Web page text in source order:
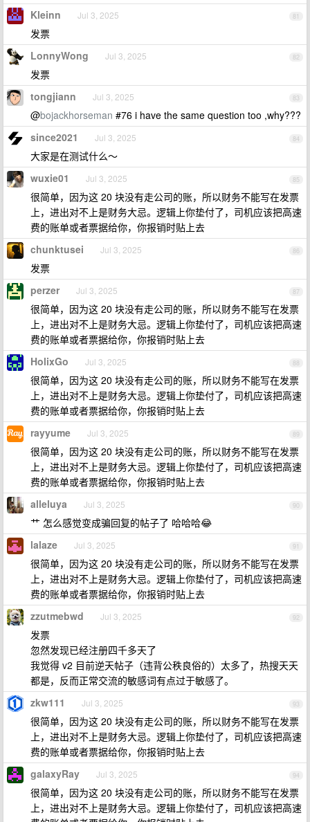
81
Kleinn Jul 3, 2025
发票
82
LonnyWong Jul 3, 2025
发票
83
tongjiann Jul 3, 2025
@bojackhorseman #76 i have the same question too ,why???
84
since2021 Jul 3, 2025
大家是在测试什么～
85
wuxie01 Jul 3, 2025
很简单，因为这 20 块没有走公司的账，所以财务不能写在发票
上，进出对不上是财务大忌。逻辑上你垫付了，司机应该把高速
费的账单或者票据给你，你报销时贴上去
86
chunktusei Jul 3, 2025
发票
87
perzer Jul 3, 2025
很简单，因为这 20 块没有走公司的账，所以财务不能写在发票
上，进出对不上是财务大忌。逻辑上你垫付了，司机应该把高速
费的账单或者票据给你，你报销时贴上去
88
HolixGo Jul 3, 2025
很简单，因为这 20 块没有走公司的账，所以财务不能写在发票
上，进出对不上是财务大忌。逻辑上你垫付了，司机应该把高速
费的账单或者票据给你，你报销时贴上去
89
rayyume Jul 3, 2025
很简单，因为这 20 块没有走公司的账，所以财务不能写在发票
上，进出对不上是财务大忌。逻辑上你垫付了，司机应该把高速
费的账单或者票据给你，你报销时贴上去
90
alleluya Jul 3, 2025
艹 怎么感觉变成骗回复的帖子了 哈哈哈😂
91
lalaze Jul 3, 2025
很简单，因为这 20 块没有走公司的账，所以财务不能写在发票
上，进出对不上是财务大忌。逻辑上你垫付了，司机应该把高速
费的账单或者票据给你，你报销时贴上去
92
zzutmebwd Jul 3, 2025
发票
忽然发现已经注册四千多天了
我觉得 v2 目前逆天帖子（违背公秩良俗的）太多了，热搜天天
都是，反而正常交流的敏感词有点过于敏感了。
93
zkw111 Jul 3, 2025
很简单，因为这 20 块没有走公司的账，所以财务不能写在发票
上，进出对不上是财务大忌。逻辑上你垫付了，司机应该把高速
费的账单或者票据给你，你报销时贴上去
94
galaxyRay Jul 3, 2025
很简单，因为这 20 块没有走公司的账，所以财务不能写在发票
上，进出对不上是财务大忌。逻辑上你垫付了，司机应该把高速